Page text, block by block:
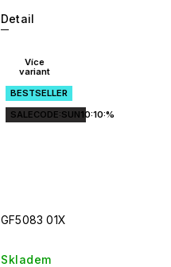
Detail
Více
variant
BESTSELLER
SALECODE:SUN10:10:%
GF5083 01X
Skladem